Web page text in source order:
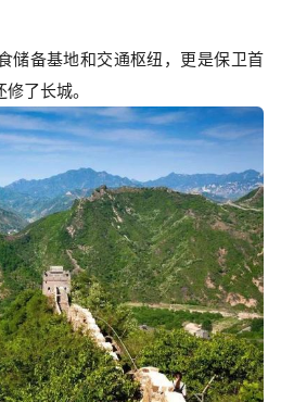
储备基地和交通枢纽，更是保卫首
了长城。